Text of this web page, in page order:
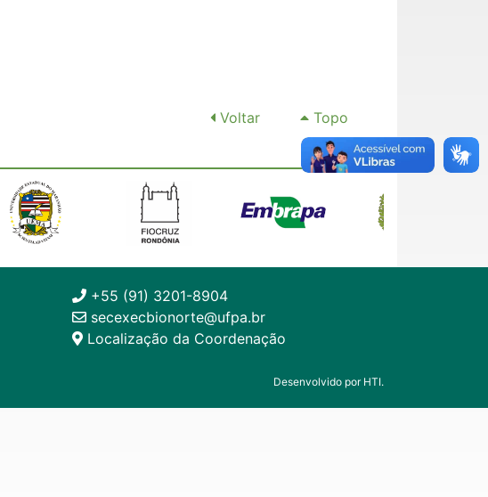
Voltar Topo
+55 (91) 3201-8904
secexecbionorte@ufpa.br
Localização da Coordenação
Desenvolvido por HTI.